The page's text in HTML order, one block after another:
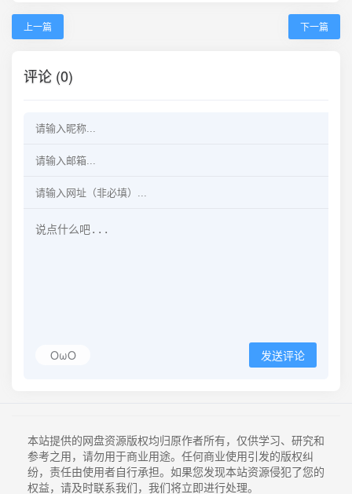
上一篇 下一篇
评论 (0)
OωO 发送评论
本站提供的网盘资源版权均归原作者所有，仅供学习、研究和
参考之用，请勿用于商业用途。任何商业使用引发的版权纠
纷，责任由使用者自行承担。如果您发现本站资源侵犯了您的
权益，请及时联系我们，我们将立即进行处理。